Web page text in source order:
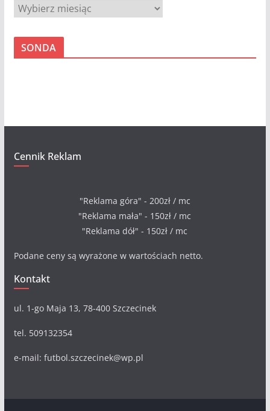
A
r
c
SONDA
Cennik Reklam
"Reklama góra" - 200zł / mc
"Reklama mała" - 150zł / mc
"Reklama dół" - 150zł / mc
Podane ceny są wyrażone w wartościach netto.
Kontakt
ul. 1-go Maja 13, 78-400 Szczecinek
tel. 509132354
e-mail: futbol.szczecinek@wp.pl